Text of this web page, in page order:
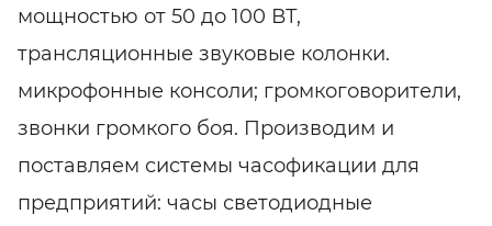
мощностью от 50 до 100 ВТ,
трансляционные звуковые колонки.
микрофонные консоли; громкоговорители,
звонки громкого боя. Производим и
поставляем системы часофикации для
предприятий: часы светодиодные